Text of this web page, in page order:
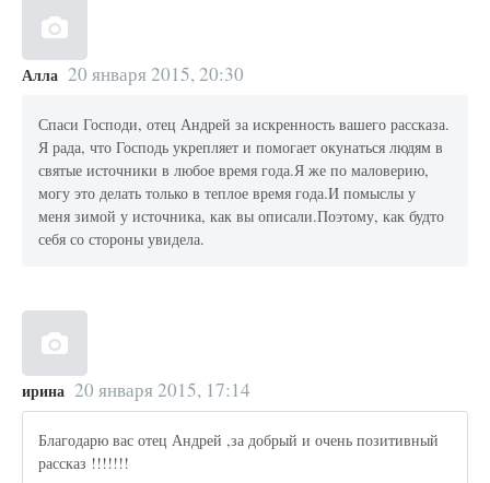
Алла 20 января 2015, 20:30
Спаси Господи, отец Андрей за искренность вашего рассказа.
Я рада, что Господь укрепляет и помогает окунаться людям в
святые источники в любое время года.Я же по маловерию,
могу это делать только в теплое время года.И помыслы у
меня зимой у источника, как вы описали.Поэтому, как будто
себя со стороны увидела.
ирина 20 января 2015, 17:14
Благодарю вас отец Андрей ,за добрый и очень позитивный
рассказ !!!!!!!